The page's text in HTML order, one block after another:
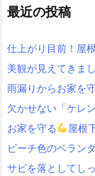
最近の投稿
仕上がり目前！屋
美観が見えてきま
雨漏りからお家を
欠かせない「ケレ
お家を守る
屋根
ピーチ色のベラン
サビを落としてし